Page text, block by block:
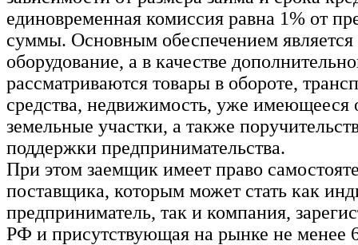
единовременная комиссия равна 1% от
суммы. Основным обеспечением является
оборудование, а в качестве
рассматриваются товары в обороте,
средства, недвижимость, уже имеющееся
земельные участки, а также
поддержки предпринимательства.
При этом заемщик имеет право
поставщика, которым может стать как
предприниматель, так и компания,
РФ и присутствующая на рынке не менее